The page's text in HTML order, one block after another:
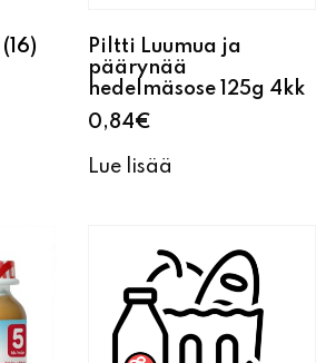
(16)
Piltti Luumua ja
päärynää
hedelmäsose 125g 4kk
0,84€
Lue lisää